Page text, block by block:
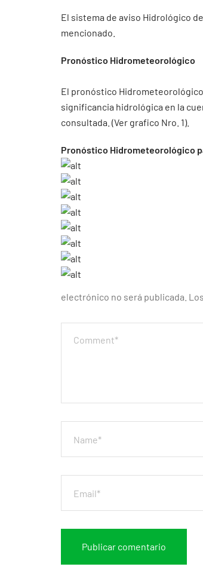
El sistema de aviso Hidrológico
mencionado.
Pronóstico Hidrometeorológico
El pronóstico
significancia hidrológica en la
consultada. (Ver grafico Nro. 1).
Pronóstico Hidrometeorológico
electrónico no será publicada.